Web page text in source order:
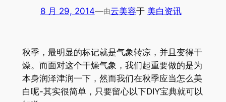
8 月 29, 2014—由云美容于 美白资讯
秋季，最明显的标记就是气象转凉，并且变得干
燥。而面对这个干燥气象，我们起重要做的是为
本身润泽津润一下，然而我们在秋季应当怎么美
白呢-其实很简单，只要留心以下DIY宝典就可以